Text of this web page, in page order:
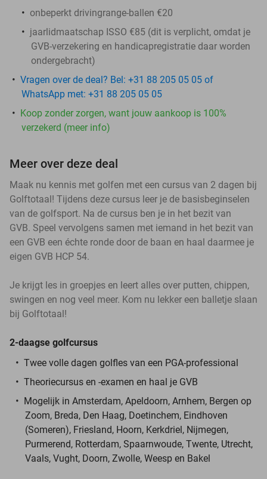
onbeperkt drivingrange-ballen €20
jaarlidmaatschap ISSO €85 (dit is verplicht, omdat je
GVB-verzekering en handicapregistratie daar worden
ondergebracht)
Vragen over de deal? Bel: +31 88 205 05 05 of
WhatsApp met: +31 88 205 05 05
Koop zonder zorgen, want jouw aankoop is 100%
verzekerd (meer info)
Meer over deze deal
Maak nu kennis met golfen met een cursus van 2 dagen bij
Golftotaal! Tijdens deze cursus leer je de basisbeginselen
van de golfsport. Na de cursus ben je in het bezit van
GVB. Speel vervolgens samen met iemand in het bezit van
een GVB een échte ronde door de baan en haal daarmee je
eigen GVB HCP 54.
Je krijgt les in groepjes en leert alles over putten, chippen,
swingen en nog veel meer. Kom nu lekker een balletje slaan
bij Golftotaal!
2-daagse golfcursus
Twee volle dagen golfles van een PGA-professional
Theoriecursus en -examen en haal je GVB
Mogelijk in Amsterdam, Apeldoorn, Arnhem, Bergen op
Zoom, Breda, Den Haag, Doetinchem, Eindhoven
(Someren), Friesland, Hoorn, Kerkdriel, Nijmegen,
Purmerend, Rotterdam, Spaarnwoude, Twente, Utrecht,
Vaals, Vught, Doorn, Zwolle, Weesp en Bakel